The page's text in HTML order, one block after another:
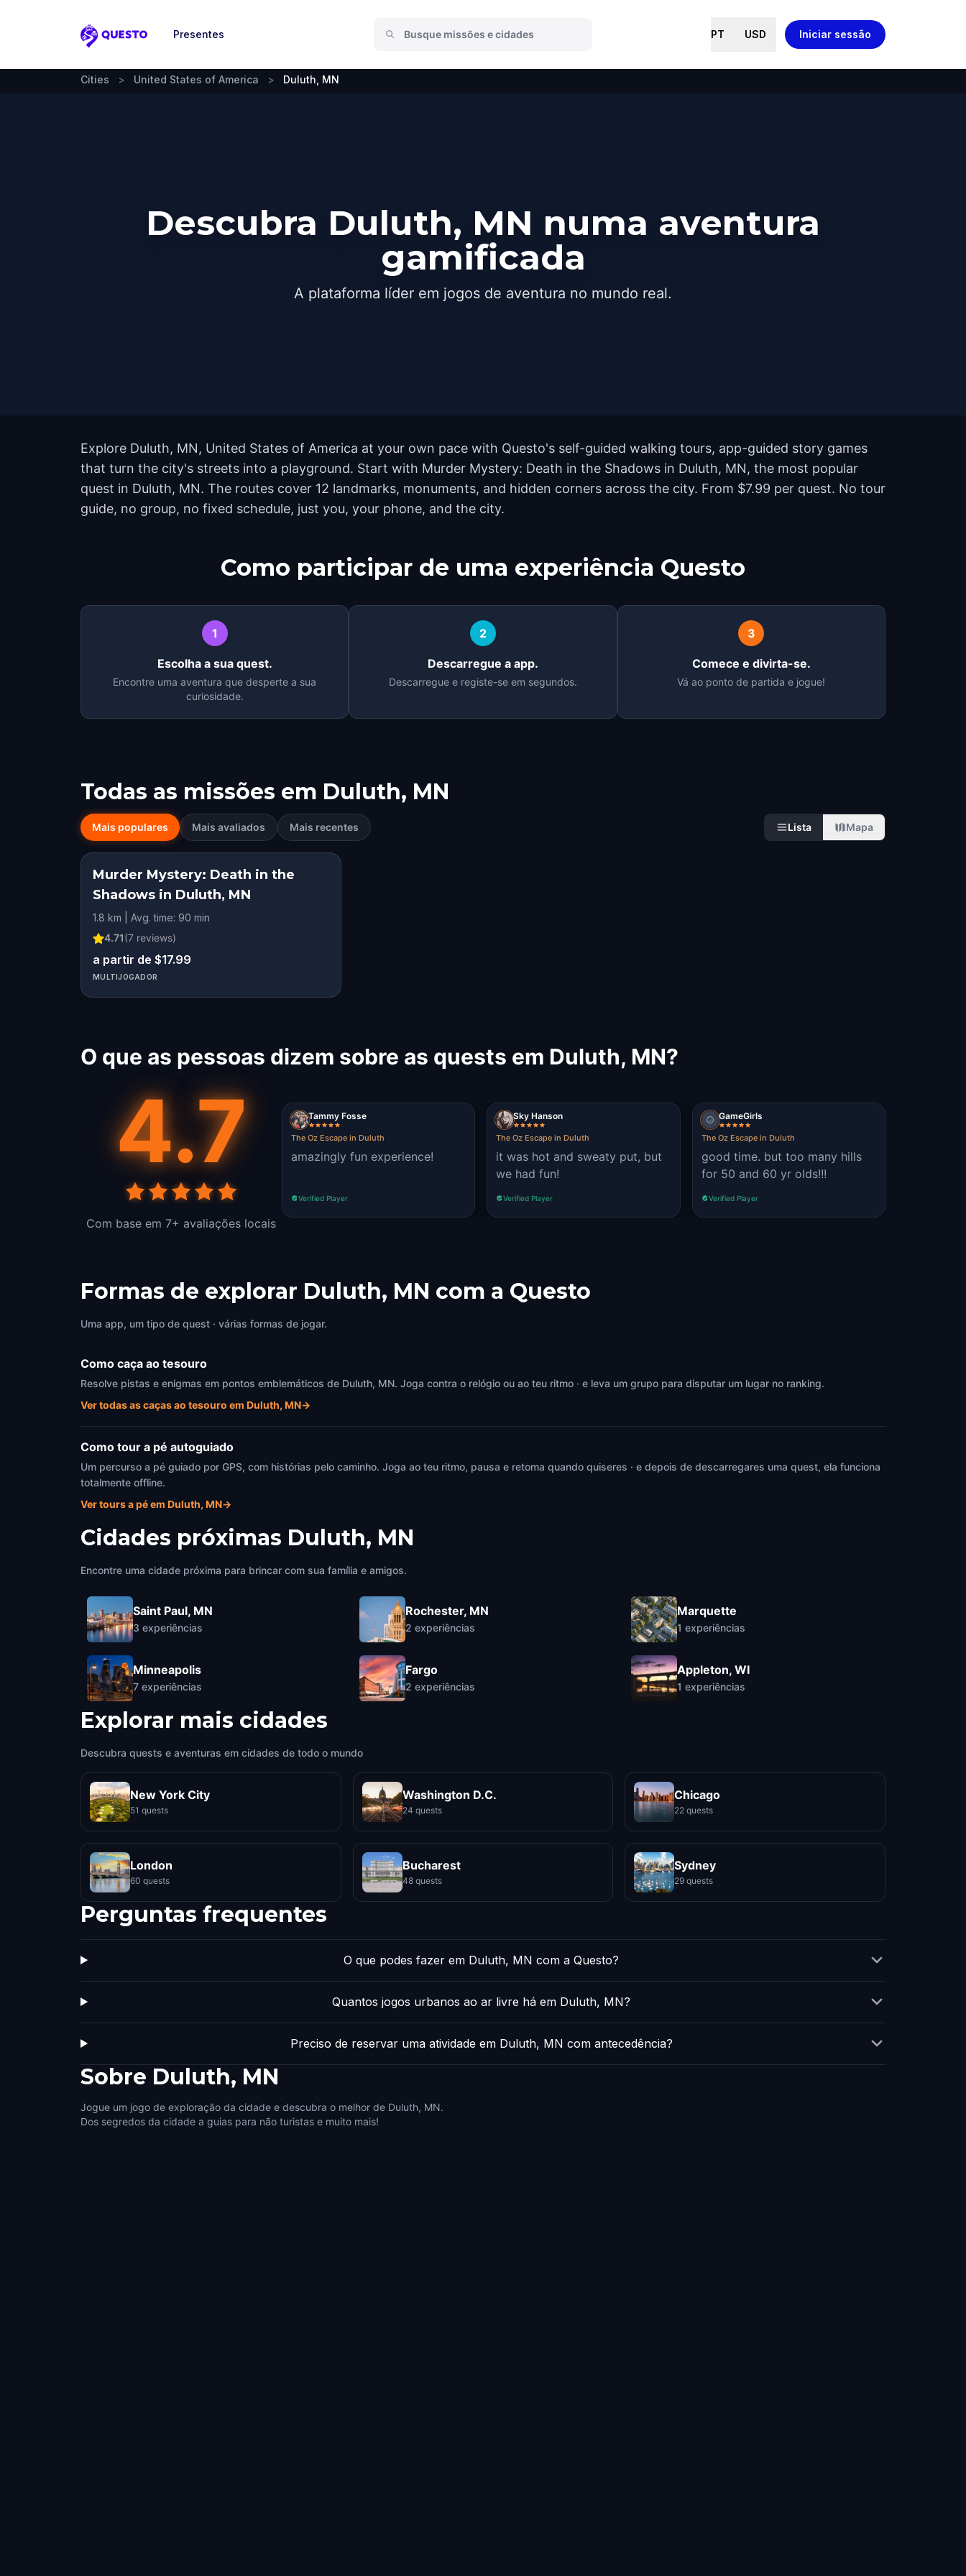
Questo
Presentes PT USD Iniciar sessão
Cities > United States of America > Duluth, MN
Descubra Duluth, MN numa aventura
gamificada
A plataforma líder em jogos de aventura no mundo real.
Explore Duluth, MN, United States of America at your own pace with Questo's self-guided walking tours, app-guided story games
that turn the city's streets into a playground. Start with Murder Mystery: Death in the Shadows in Duluth, MN, the most popular
quest in Duluth, MN. The routes cover 12 landmarks, monuments, and hidden corners across the city. From $7.99 per quest. No tour
guide, no group, no fixed schedule, just you, your phone, and the city.
Como participar de uma experiência Questo
1
Escolha a sua quest.
Encontre uma aventura que desperte a sua
curiosidade.
2
Descarregue a app.
Descarregue e registe-se em segundos.
3
Comece e divirta-se.
Vá ao ponto de partida e jogue!
Todas as missões em Duluth, MN
Mais populares Mais avaliados Mais recentes Lista Mapa
Murder Mystery: Death in the
Shadows in Duluth, MN
1.8 km | Avg. time: 90 min
4.71(7 reviews)
a partir de $17.99
MULTIJOGADOR
O que as pessoas dizem sobre as quests em Duluth, MN?
4.7
Com base em 7+ avaliações locais
Tammy Fosse
The Oz Escape in Duluth
amazingly fun experience!
Verified Player
Sky Hanson
The Oz Escape in Duluth
it was hot and sweaty put, but
we had fun!
Verified Player
GameGirls
The Oz Escape in Duluth
good time. but too many hills
for 50 and 60 yr olds!!!
Verified Player
Formas de explorar Duluth, MN com a Questo
Uma app, um tipo de quest · várias formas de jogar.
Como caça ao tesouro
Resolve pistas e enigmas em pontos emblemáticos de Duluth, MN. Joga contra o relógio ou ao teu ritmo · e leva um grupo para disputar um lugar no ranking.
Ver todas as caças ao tesouro em Duluth, MN→
Como tour a pé autoguiado
Um percurso a pé guiado por GPS, com histórias pelo caminho. Joga ao teu ritmo, pausa e retoma quando quiseres · e depois de descarregares uma quest, ela funciona
totalmente offline.
Ver tours a pé em Duluth, MN→
Cidades próximas Duluth, MN
Encontre uma cidade próxima para brincar com sua família e amigos.
Saint Paul, MN
3 experiências
Minneapolis
7 experiências
Rochester, MN
2 experiências
Fargo
2 experiências
Marquette
1 experiências
Appleton, WI
1 experiências
Explorar mais cidades
Descubra quests e aventuras em cidades de todo o mundo
New York City
51 quests
Washington D.C.
24 quests
Chicago
22 quests
London
60 quests
Bucharest
48 quests
Sydney
29 quests
Perguntas frequentes
O que podes fazer em Duluth, MN com a Questo?
Quantos jogos urbanos ao ar livre há em Duluth, MN?
Preciso de reservar uma atividade em Duluth, MN com antecedência?
Sobre Duluth, MN
Jogue um jogo de exploração da cidade e descubra o melhor de Duluth, MN.
Dos segredos da cidade a guias para não turistas e muito mais!